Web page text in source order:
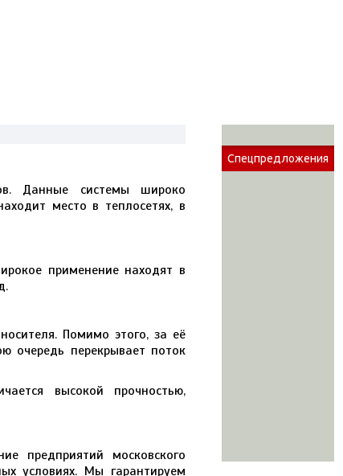
Данные системы широко
место в теплосетях, в
применение находят в
Помимо этого, за её
очередь перекрывает поток
высокой прочностью,
предприятий московского
условиях. Мы гарантируем
Спецпредложения